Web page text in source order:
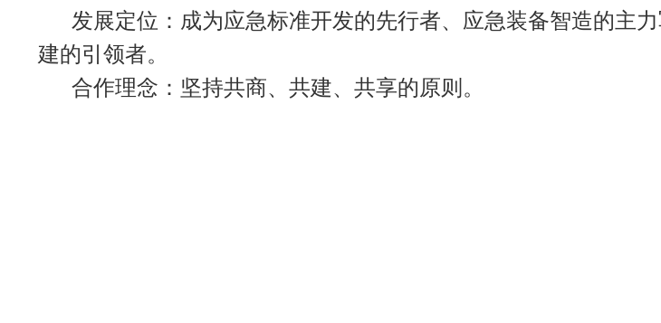
发展定位：成为应急标准开发的先行者、应急装备智造的主力
建的引领者。
合作理念：坚持共商、共建、共享的原则。